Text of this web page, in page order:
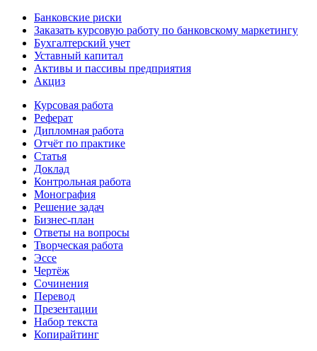
Банковские риски
Заказать курсовую работу по банковскому маркетингу
Бухгалтерский учет
Уставный капитал
Активы и пассивы предприятия
Акциз
Курсовая работа
Реферат
Дипломная работа
Отчёт по практике
Статья
Доклад
Контрольная работа
Монография
Решение задач
Бизнес-план
Ответы на вопросы
Творческая работа
Эссе
Чертёж
Сочинения
Перевод
Презентации
Набор текста
Копирайтинг